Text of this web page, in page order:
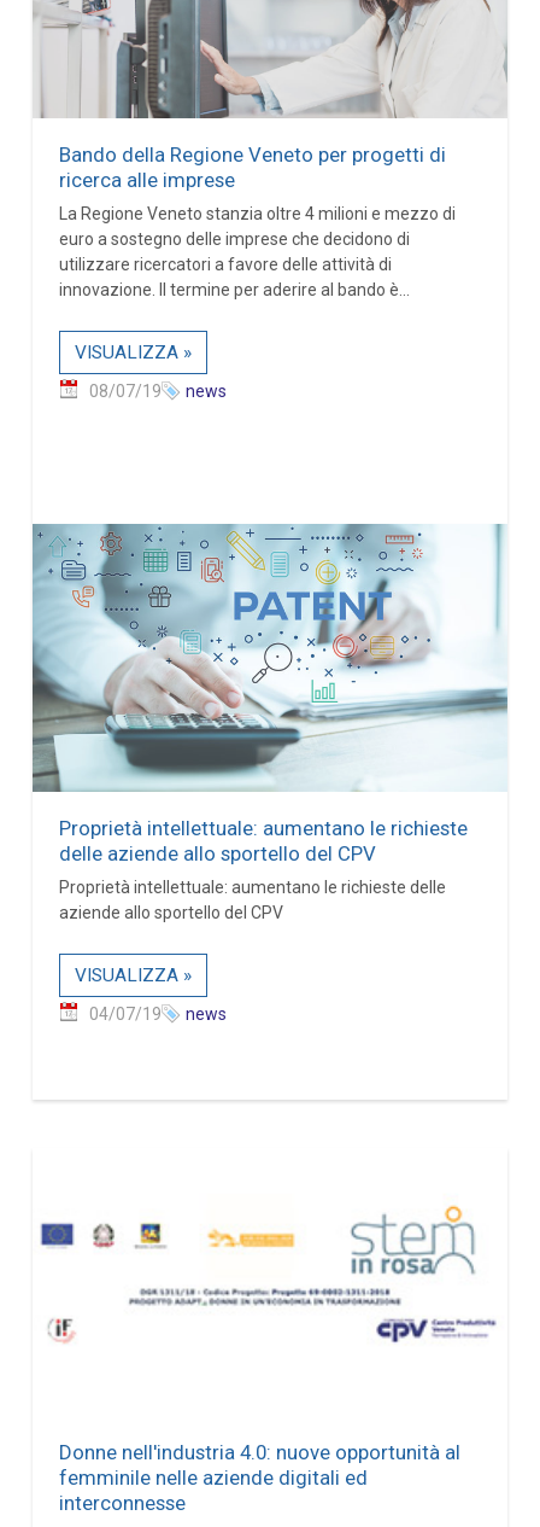
Bando della Regione Veneto per progetti di
ricerca alle imprese
La Regione Veneto stanzia oltre 4 milioni e mezzo di
euro a sostegno delle imprese che decidono di
utilizzare ricercatori a favore delle attività di
innovazione. Il termine per aderire al bando è...
VISUALIZZA »
08/07/19 news
Proprietà intellettuale: aumentano le richieste
delle aziende allo sportello del CPV
Proprietà intellettuale: aumentano le richieste delle
aziende allo sportello del CPV
VISUALIZZA »
04/07/19 news
Donne nell'industria 4.0: nuove opportunità al
femminile nelle aziende digitali ed
interconnesse